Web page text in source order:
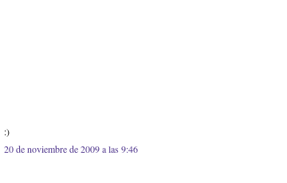
:)
20 de noviembre de 2009 a las 9:46